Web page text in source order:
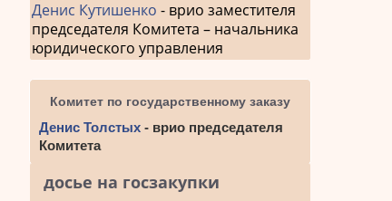
Денис Кутишенко - врио заместителя
председателя Комитета – начальника
юридического управления
Комитет по государственному заказу
Денис Толстых - врио председателя
Комитета
досье на госзакупки